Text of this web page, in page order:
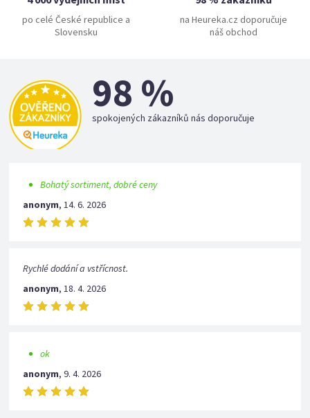
po celé České republice a
Slovensku
na Heureka.cz doporučuje
náš obchod
98 %
spokojených zákazníků nás doporučuje
Bohatý sortiment, dobré ceny
anonym,14. 6. 2026
Rychlé dodání a vstřícnost.
anonym,18. 4. 2026
ok
anonym,9. 4. 2026